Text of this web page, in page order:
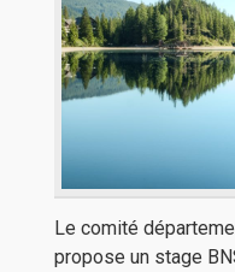
Le comité
propose un stage